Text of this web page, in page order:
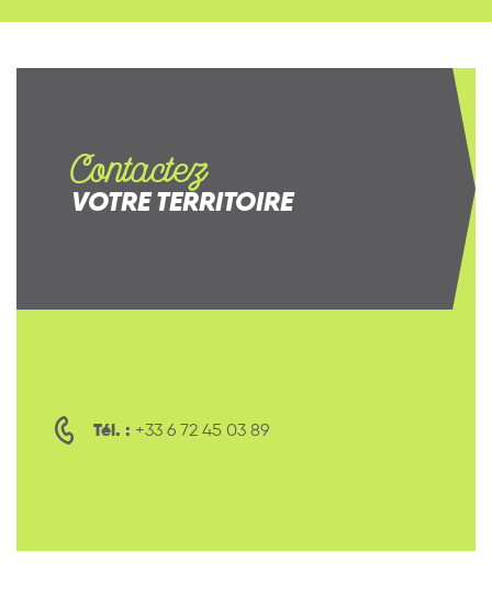
Contactez
VOTRE TERRITOIRE
Tél. : +33 6 72 45 03 89